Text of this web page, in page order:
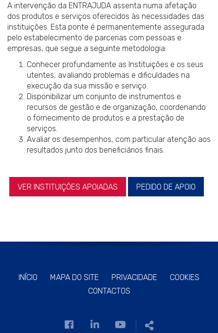
A intervenção da ENTRAJUDA assenta numa afetação
dos produtos e serviços oferecidos às necessidades das
instituições. Esta ponte é permanentemente assegurada
pelo estabelecimento de parcerias com pessoas e
empresas, que segue a seguinte metodologia:
Conhecer profundamente as Instituições e os seus
utentes, avaliando problemas e dificuldades na
execução da sua missão e serviço.
Disponibilizar um conjunto de instrumentos e
recursos de gestão e de organização, coordenando
o fornecimento de produtos e a prestação de
serviços.
Avaliar os desempenhos, com particular atenção aos
resultados junto dos beneficiários finais.
VER INSTITUIÇÕES APOIADAS PEDIDO DE APOIO
INÍCIO MAPA DO SITE PRIVACIDADE
COOKIES
CONTACTOS
Link
Link
Link